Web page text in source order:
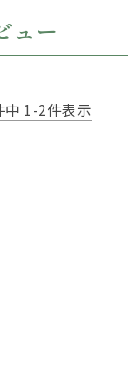
ュー
中 1-2件表示